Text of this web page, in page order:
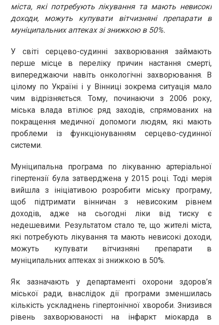
міста, які потребують лікування та мають невисокі
доходи, можуть купувати вітчизняні препарати в
муніципальних аптеках зі знижкою в 50%.
У світі серцево-судинні захворювання займають
перше місце в переліку причин настання смерті,
випереджаючи навіть онкологічні захворювання. В
цілому по Україні і у Вінниці зокрема ситуація мало
чим відрізняється. Тому, починаючи з 2006 року,
міська влада втілює ряд заходів, спрямованих на
покращення медичної допомоги людям, які мають
проблеми із функціонуванням серцево-судинної
системи.
Муніципальна програма по лікуванню артеріальної
гіпертензії була затверджена у 2015 році. Тоді мерія
вийшла з ініціативою розробити міську програму,
щоб підтримати вінничан з невисоким рівнем
доходів, адже на сьогодні ліки від тиску є
недешевими. Результатом стало те, що жителі міста,
які потребують лікування та мають невисокі доходи,
можуть купувати вітчизняні препарати в
муніципальних аптеках зі знижкою в 50%.
Як зазначають у департаменті охорони здоров’я
міської ради, внаслідок дії програми зменшилась
кількість ускладнень гіпертонічної хвороби. Знизився
рівень захворюваності на інфаркт міокарда в